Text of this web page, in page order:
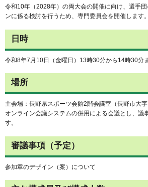
令和10年（2028年）の両大会の開催に向け、選手
ンに係る検討を行うため、専門委員会を開催します。
日時
令和8年7月10日（金曜日）13時30分から14時30分
場所
主会場：長野県スポーツ会館2階会議室（長野市大字
オンライン会議システムの併用による会議とし、議
す。
審議事項（予定）
参加章のデザイン（案）について